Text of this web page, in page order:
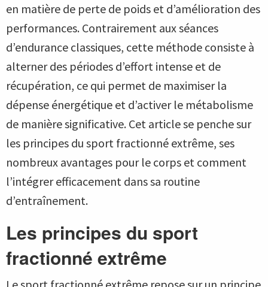
en matière de perte de poids et d’amélioration des
performances. Contrairement aux séances
d’endurance classiques, cette méthode consiste à
alterner des périodes d’effort intense et de
récupération, ce qui permet de maximiser la
dépense énergétique et d’activer le métabolisme
de manière significative. Cet article se penche sur
les principes du sport fractionné extrême, ses
nombreux avantages pour le corps et comment
l’intégrer efficacement dans sa routine
d’entraînement.
Les principes du sport
fractionné extrême